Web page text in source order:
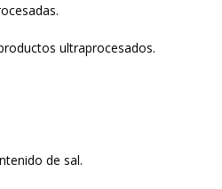
ultraprocesados.
de sal.